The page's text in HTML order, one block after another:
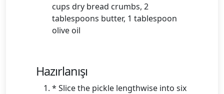
cups dry bread crumbs, 2
tablespoons butter, 1 tablespoon
olive oil
Hazırlanışı
* Slice the pickle lengthwise into six